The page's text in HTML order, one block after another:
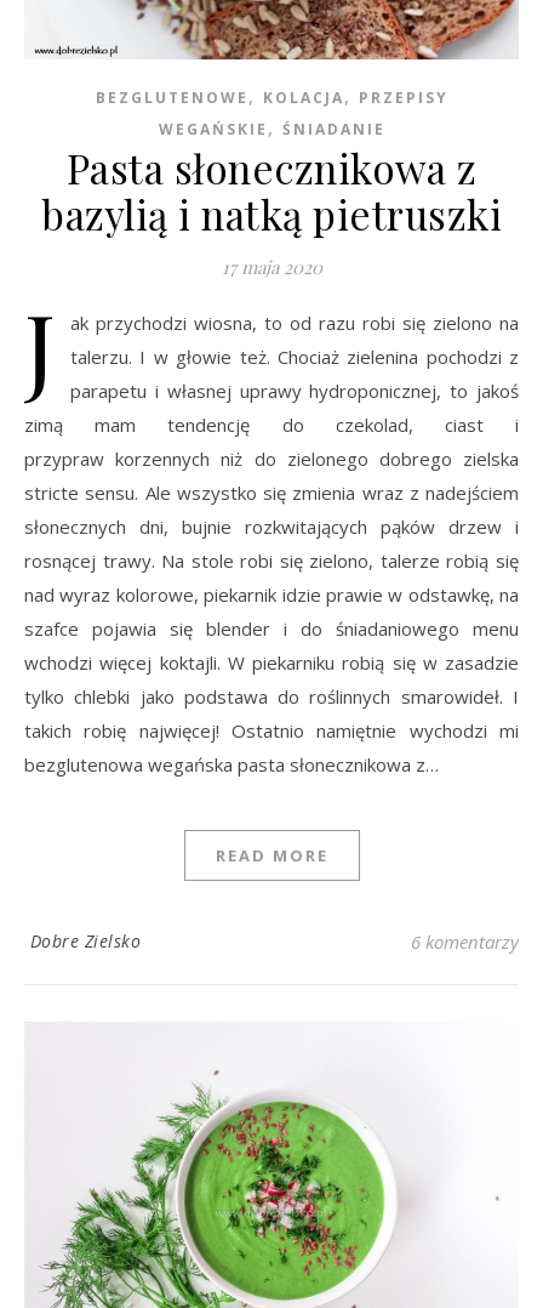
BEZGLUTENOWE , KOLACJA, PRZEPISY
WEGAŃSKIE , ŚNIADANIE
Pasta słonecznikowa z
bazylią i natką pietruszki
17 maja 2020
J
ak przychodzi wiosna, to od razu robi się zielono na
talerzu. I w głowie też. Chociaż zielenina pochodzi z
parapetu i własnej uprawy hydroponicznej, to jakoś
zimą mam tendencję do czekolad, ciast i
przypraw korzennych niż do zielonego dobrego zielska
stricte sensu. Ale wszystko się zmienia wraz z nadejściem
słonecznych dni, bujnie rozkwitających pąków drzew i
rosnącej trawy. Na stole robi się zielono, talerze robią się
nad wyraz kolorowe, piekarnik idzie prawie w odstawkę, na
szafce pojawia się blender i do śniadaniowego menu
wchodzi więcej koktajli. W piekarniku robią się w zasadzie
tylko chlebki jako podstawa do roślinnych smarowideł. I
takich robię najwięcej! Ostatnio namiętnie wychodzi mi
bezglutenowa wegańska pasta słonecznikowa z…
READ MORE
Dobre Zielsko 6 komentarzy